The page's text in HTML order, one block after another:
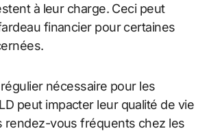
à leur charge. Ceci peut
financier pour certaines
nécessaire pour les
peut impacter leur qualité de vie
rendez-vous fréquents chez les